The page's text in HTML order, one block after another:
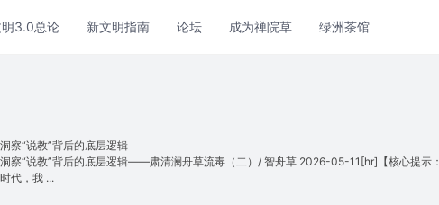
3.0总论 新文明指南 论坛 成为禅院草 绿洲茶馆
察“说教”背后的底层逻辑
察“说教”背后的底层逻辑——肃清澜舟草流毒（二）/ 智舟草 2026-05-11[hr]【核心提示：
代，我 ...